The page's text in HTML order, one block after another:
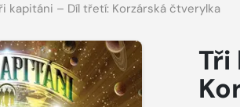
kapitáni – Díl třetí: Korzárská čtverylka